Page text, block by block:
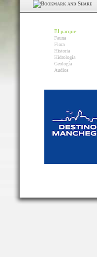
El parque
Fauna
Flora
Historia
Hidrología
Geología
Audios